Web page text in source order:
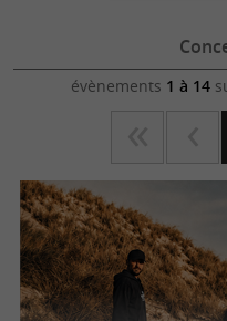
évènements 1 à 14